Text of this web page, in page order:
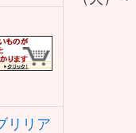
リリア